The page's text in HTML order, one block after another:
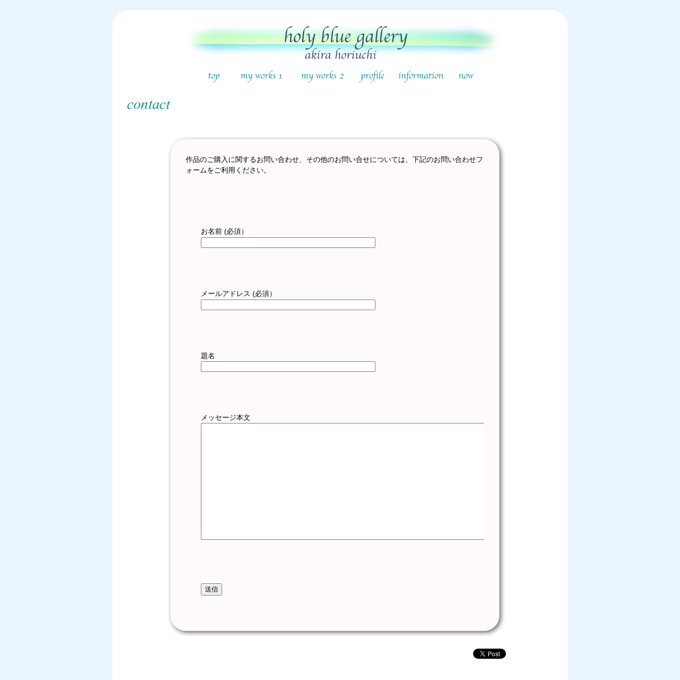
作品のご購入に関するお問い合わせ、その他のお問い合せについては、下記のお問い合わせフ
ォームをご利用ください。
お名前 (必須）
メールアドレス (必須）
題名
メッセージ本文